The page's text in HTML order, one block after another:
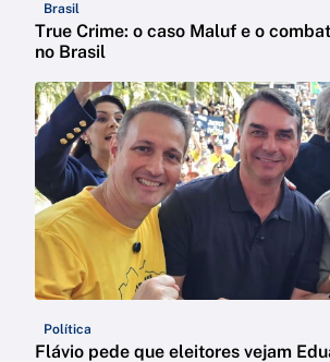
Brasil
True Crime: o caso Maluf e o
no Brasil
Política
Flávio pede que eleitores vejam